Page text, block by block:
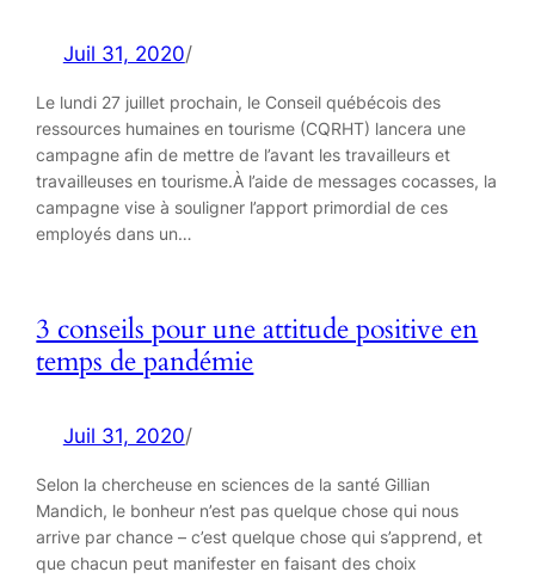
Juil 31, 2020/
Le lundi 27 juillet prochain, le Conseil québécois des
ressources humaines en tourisme (CQRHT) lancera une
campagne afin de mettre de l’avant les travailleurs et
travailleuses en tourisme.À l’aide de messages cocasses, la
campagne vise à souligner l’apport primordial de ces
employés dans un…
3 conseils pour une attitude positive en
temps de pandémie
Juil 31, 2020/
Selon la chercheuse en sciences de la santé Gillian
Mandich, le bonheur n’est pas quelque chose qui nous
arrive par chance – c’est quelque chose qui s’apprend, et
que chacun peut manifester en faisant des choix